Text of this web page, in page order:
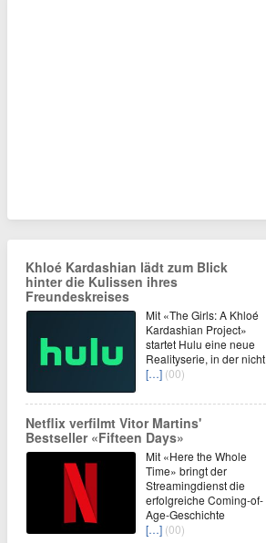
Khloé Kardashian lädt zum Blick
hinter die Kulissen ihres
Freundeskreises
Mit «The Girls: A Khloé
Kardashian Project»
startet Hulu eine neue
Realityserie, in der nicht
[…] (00)
Netflix verfilmt Vitor Martins'
Bestseller «Fifteen Days»
Mit «Here the Whole
Time» bringt der
Streamingdienst die
erfolgreiche Coming-of-
Age-Geschichte
[…] (00)